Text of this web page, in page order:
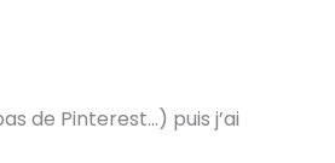
de Pinterest…) puis j’ai